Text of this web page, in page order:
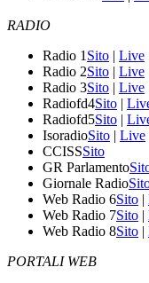
RADIO
Radio 1 Sito | Live
Radio 2Sito | Live
Radio 3Sito | Live
Radiofd4Sito |
Radiofd5Sito |
IsoradioSito | Live
CCISSSito
GR Parlamento
Giornale Radio
Web Radio 6Sito |
Web Radio 7Sito |
Web Radio 8Sito |
PORTALI WEB